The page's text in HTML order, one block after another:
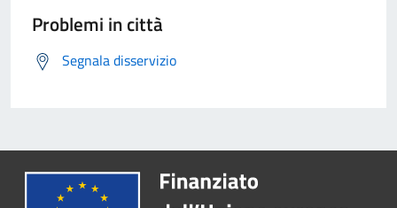
Problemi in città
Segnala disservizio